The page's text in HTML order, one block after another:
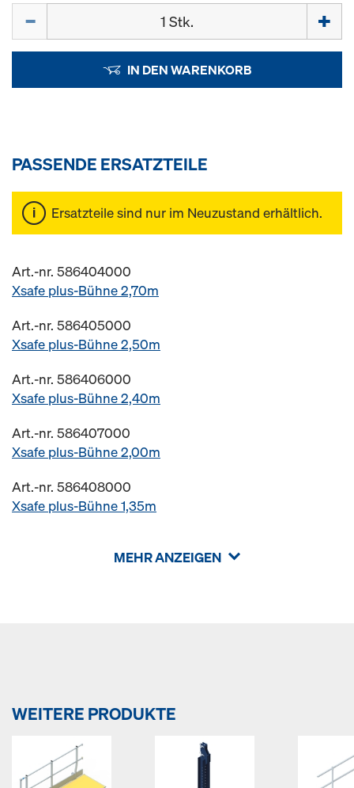
IN DEN WARENKORB
PASSENDE ERSATZTEILE
Ersatzteile sind nur im Neuzustand erhältlich.
Art.-nr. 586404000
Xsafe plus-Bühne 2,70m
Art.-nr. 586405000
Xsafe plus-Bühne 2,50m
Art.-nr. 586406000
Xsafe plus-Bühne 2,40m
Art.-nr. 586407000
Xsafe plus-Bühne 2,00m
Art.-nr. 586408000
Xsafe plus-Bühne 1,35m
MEHR ANZEIGEN
WEITERE PRODUKTE